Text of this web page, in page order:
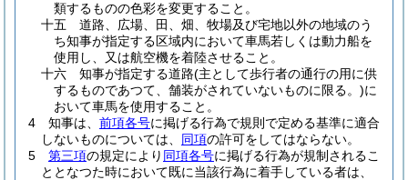
類するものの色彩を変更すること。
十五
道路、広場、田、畑、牧場及び宅地以外の地域のう
ち知事が指定する区域内において車馬若しくは動力船を
使用し、又は航空機を着陸させること。
十六
知事が指定する道路(主として歩行者の通行の用に供
するものであつて、舗装がされていないものに限る。)に
おいて車馬を使用すること。
4
知事は、 前項各号に掲げる行為で規則で定める基準に適合
しないものについては、 同項の許可をしてはならない。
5
第三項の規定により 同項各号に掲げる行為が規制されるこ
ととなつた時において既に当該行為に着手している者は、